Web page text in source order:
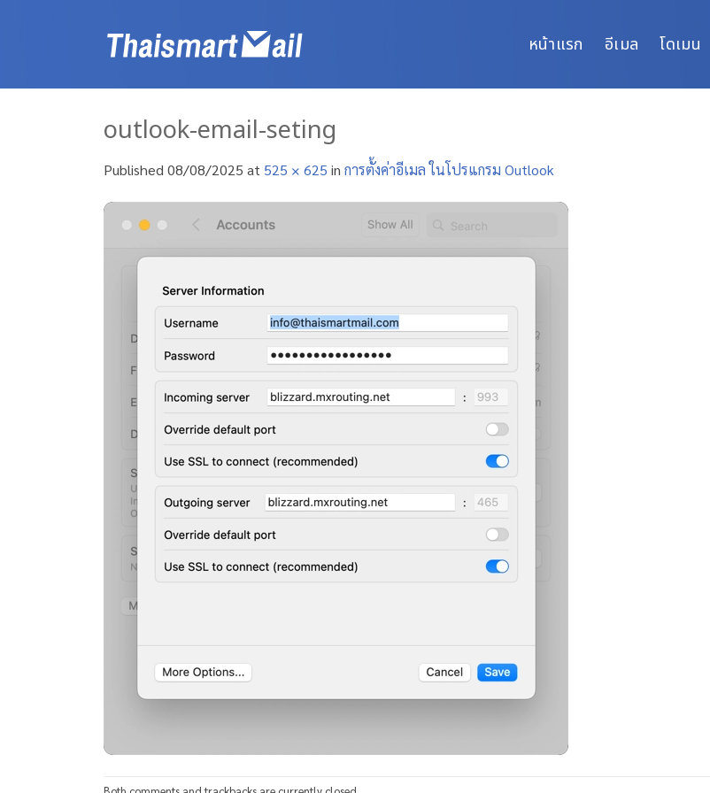
หน้าแรก อีเมล โดเมน
outlook-email-seting
Published 08/08/2025 at 525 × 625 in การตั้งค่าอีเมล ในโปรแกรม Outlook